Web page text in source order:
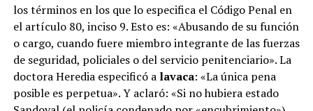
los términos en los que lo especifica el Código Penal en
el artículo 80, inciso 9. Esto es: «Abusando de su función
o cargo, cuando fuere miembro integrante de las fuerzas
de seguridad, policiales o del servicio penitenciario». La
doctora Heredia especificó a lavaca: «La única pena
posible es perpetua». Y aclaró: «Si no hubiera estado